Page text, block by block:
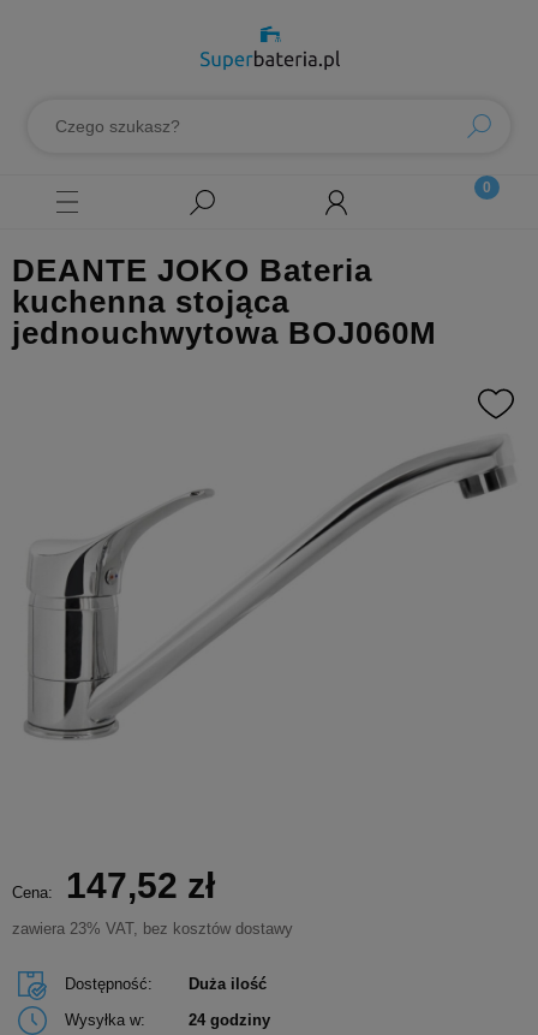
DEANTE JOKO Bateria
kuchenna stojąca
jednouchwytowa BOJ060M
Cena: 147,52 zł
zawiera 23% VAT, bez kosztów dostawy
Dostępność:
Duża ilość
Wysyłka w:
24 godziny